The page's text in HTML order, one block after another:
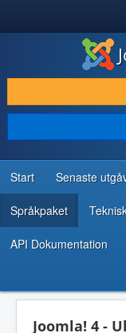
LADDA NER & UTÖKA
UPPTÄCK & LÄR
GEMENSKAP &
RESURSER FÖR
Start Senaste
Språkpaket
API Dokumentation
Joomla! 4 -